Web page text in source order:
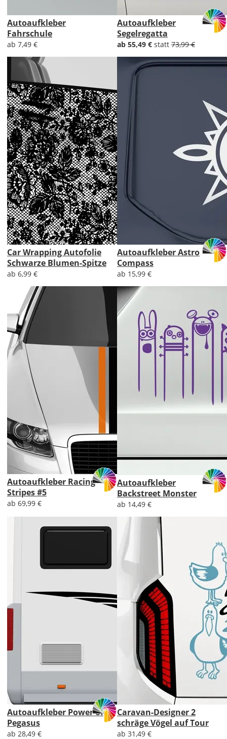
Autoaufkleber
Fahrschule
ab 7,49 €
Autoaufkleber
Segelregatta
ab 55,49 € statt 73,99 €
Car Wrapping Autofolie
Schwarze Blumen-Spitze
ab 6,99 €
Autoaufkleber Astro
Compass
ab 15,99 €
Autoaufkleber Racing
Stripes #5
ab 69,99 €
Autoaufkleber
Backstreet Monster
ab 14,49 €
Autoaufkleber Power of
Pegasus
ab 28,49 €
Caravan-Designer 2
schräge Vögel auf Tour
ab 31,49 €